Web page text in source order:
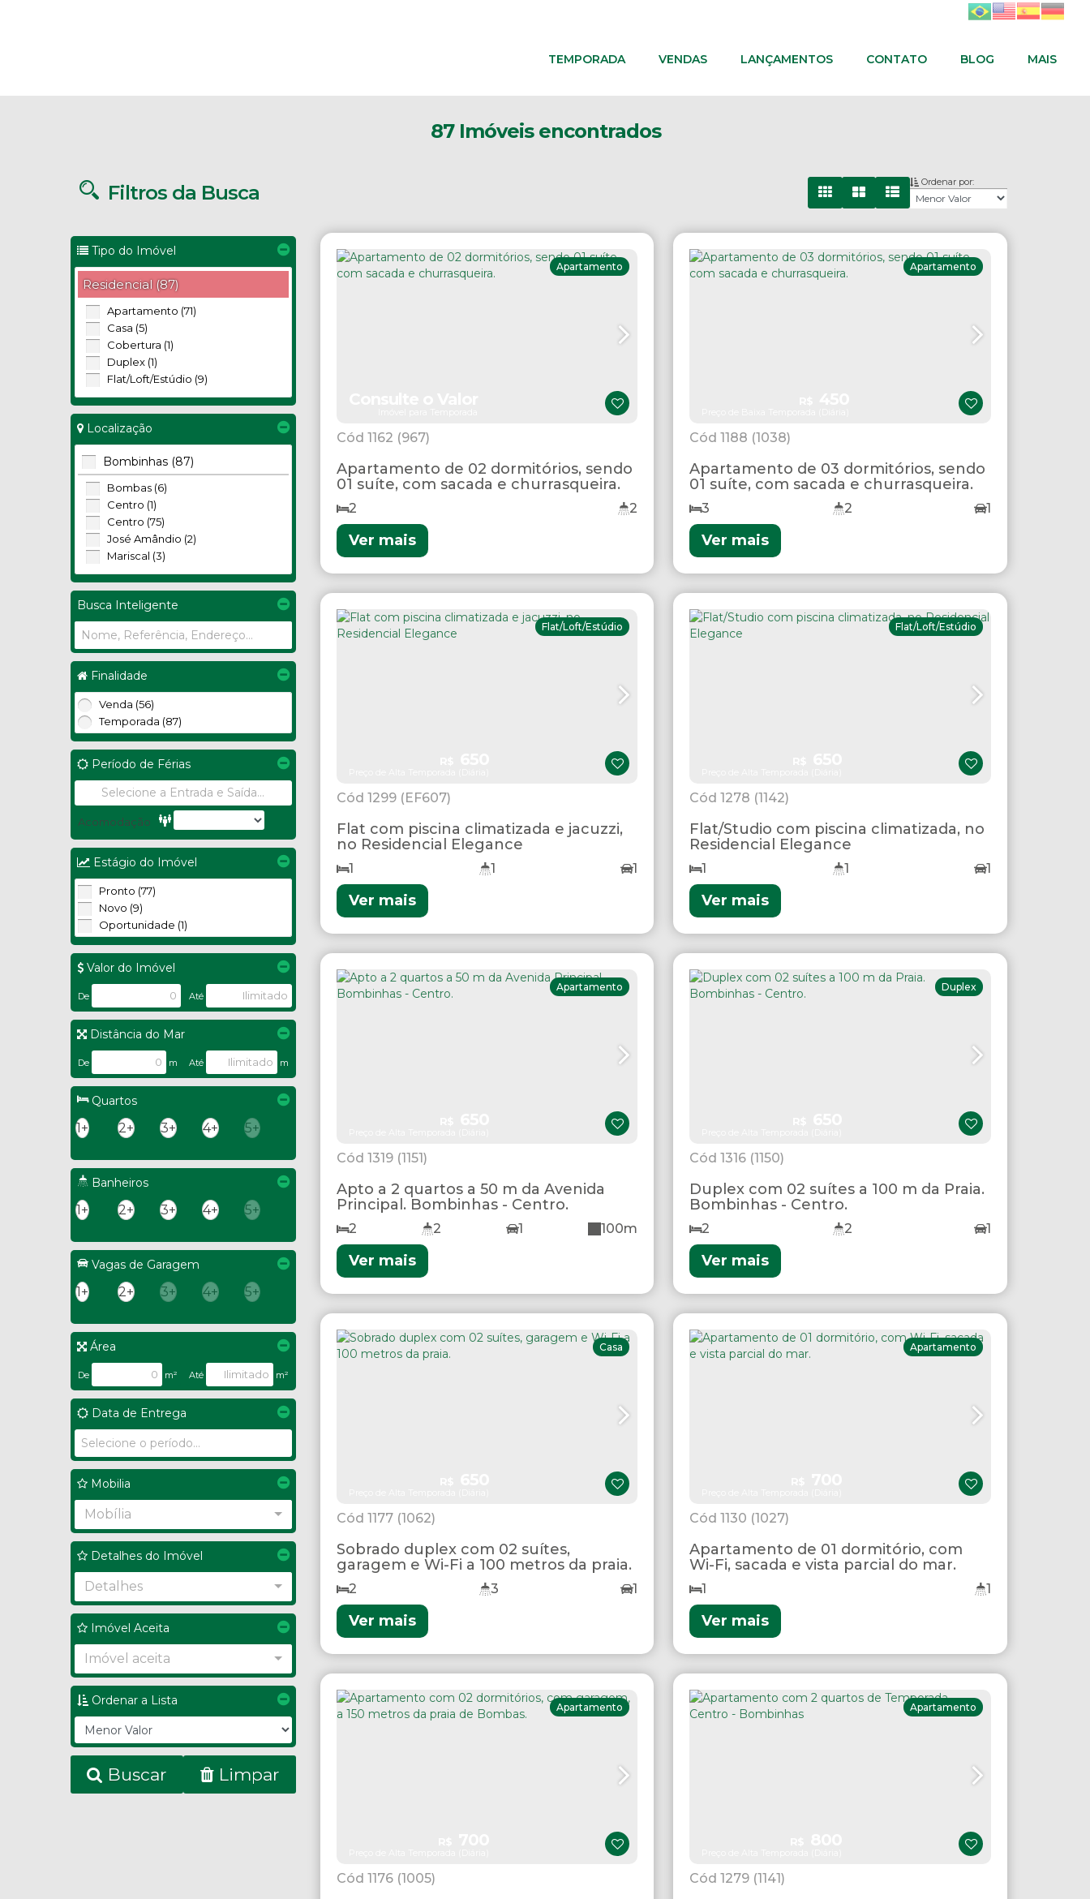
MAIS
BLOG
CONTATO
LANÇAMENTOS
VENDAS
TEMPORADA
87 Imóveis encontrados
Filtros da Busca
Tipo do Imóvel
Residencial (87)
Apartamento (71)
Casa (5)
Cobertura (1)
Duplex (1)
Flat/Loft/Estúdio (9)
Localização
Bombinhas (87)
Bombas (6)
Centro (1)
Centro (75)
José Amândio (2)
Mariscal (3)
Busca Inteligente
Finalidade
Venda (56)
Temporada (87)
Período de Férias
Acomodação
Estágio do Imóvel
Pronto (77)
Novo (9)
Oportunidade (1)
Valor do Imóvel
De Até
Distância do Mar
De m Até m
Quartos
1+ 2+ 3+ 4+ 5+
Banheiros
1+ 2+ 3+ 4+ 5+
Vagas de Garagem
1+ 2+ 3+ 4+ 5+
Área
De m² Até m²
Data de Entrega
Mobilia
Mobília
Detalhes do Imóvel
Detalhes
Imóvel Aceita
Imóvel aceita
Ordenar a Lista
Buscar Limpar
Ordenar por:
1162 (967)
Apartamento
Apartamento de 02 dormitórios, sendo
01 suíte, com sacada e churrasqueira.
2 2
Ver mais
1188 (1038)
Apartamento
Apartamento de 03 dormitórios, sendo
01 suíte, com sacada e churrasqueira.
3 2 1
Ver mais
1299 (EF607)
Flat/Loft/Estúdio
Flat com piscina climatizada e jacuzzi,
no Residencial Elegance
1 1 1
Ver mais
1278 (1142)
Flat/Loft/Estúdio
Flat/Studio com piscina climatizada, no
Residencial Elegance
1 1 1
Ver mais
1319 (1151)
Apartamento
Apto a 2 quartos a 50 m da Avenida
Principal. Bombinhas - Centro.
2 2 1 100m
Ver mais
1316 (1150)
Duplex
Duplex com 02 suítes a 100 m da Praia.
Bombinhas - Centro.
2 2 1
Ver mais
1177 (1062)
Casa
Sobrado duplex com 02 suítes,
garagem e Wi-Fi a 100 metros da praia.
2 3 1
Ver mais
1130 (1027)
Apartamento
Apartamento de 01 dormitório, com
Wi-Fi, sacada e vista parcial do mar.
1 1
Ver mais
1176 (1005)
Apartamento
1279 (1141)
Apartamento